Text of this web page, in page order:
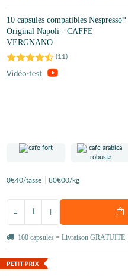
10 capsules compatibles Nespresso*
Original Napoli - CAFFE
VERGNANO
(11)
0€40/tasse 80€00/kg
+
-
100 capsules = Livraison GRATUITE